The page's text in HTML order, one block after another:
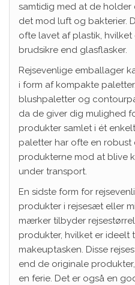
samtidig med at de
det mod luft og bakterier.
ofte lavet af plastik,
brudsikre end glasflasker.
Rejsevenlige emballager
i form af kompakte
blushpaletter og
da de giver dig mulighed
produkter samlet i ét
paletter har ofte en
produkterne mod at blive
under transport.
En sidste form for
produkter i rejsesæt eller
mærker tilbyder
produkter, hvilket er
makeuptasken. Disse
end de originale
en ferie. Det er også en